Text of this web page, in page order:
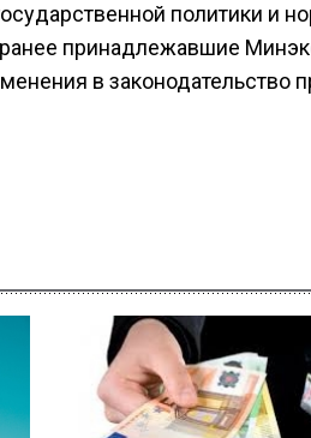
политики и
принадлежавшие
в законодательство